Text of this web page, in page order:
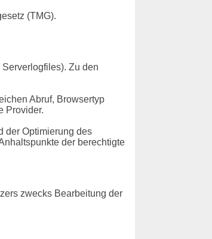
(TMG).
Zu den
Abruf, Browsertyp
Provider.
der Optimierung des
der berechtigte
zwecks Bearbeitung der